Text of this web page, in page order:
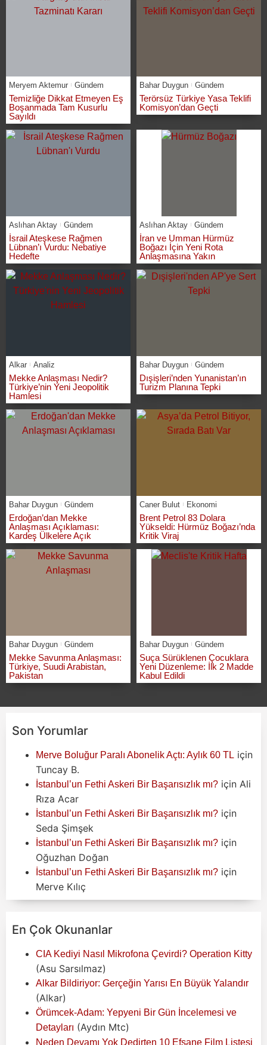
Meryem Aktemur Gündem
Temizliğe Dikkat Etmeyen Eş
Boşanmada Tam Kusurlu
Sayıldı
Bahar Duygun Gündem
Terörsüz Türkiye Yasa Teklifi
Komisyon’dan Geçti
Aslıhan Aktay Gündem
İsrail Ateşkese Rağmen
Lübnan’ı Vurdu: Nebatiye
Hedefte
Aslıhan Aktay Gündem
İran ve Umman Hürmüz
Boğazı İçin Yeni Rota
Anlaşmasına Yakın
Alkar Analiz
Mekke Anlaşması Nedir?
Türkiye’nin Yeni Jeopolitik
Hamlesi
Bahar Duygun Gündem
Dışişleri’nden Yunanistan’ın
Turizm Planına Tepki
Bahar Duygun Gündem
Erdoğan’dan Mekke
Anlaşması Açıklaması:
Kardeş Ülkelere Açık
Caner Bulut Ekonomi
Brent Petrol 83 Dolara
Yükseldi: Hürmüz Boğazı’nda
Kritik Viraj
Bahar Duygun Gündem
Mekke Savunma Anlaşması:
Türkiye, Suudi Arabistan,
Pakistan
Bahar Duygun Gündem
Suça Sürüklenen Çocuklara
Yeni Düzenleme: İlk 2 Madde
Kabul Edildi
Son Yorumlar
Merve Boluğur Paralı Abonelik Açtı: Aylık 60 TL için
Tuncay B.
İstanbul’un Fethi Askeri Bir Başarısızlık mı? için Ali
Rıza Acar
İstanbul’un Fethi Askeri Bir Başarısızlık mı? için
Seda Şimşek
İstanbul’un Fethi Askeri Bir Başarısızlık mı? için
Oğuzhan Doğan
İstanbul’un Fethi Askeri Bir Başarısızlık mı? için
Merve Kılıç
En Çok Okunanlar
CIA Kediyi Nasıl Mikrofona Çevirdi? Operation Kitty
(Asu Sarsılmaz)
Alkar Bildiriyor: Gerçeğin Yarısı En Büyük Yalandır
(Alkar)
Örümcek-Adam: Yepyeni Bir Gün İncelemesi ve
Detayları (Aydın Mtc)
Neden Devamı Yok Dedirten 10 Efsane Film Listesi